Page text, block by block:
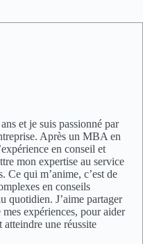
et je suis passionné par
Après un MBA en
en conseil et
mon expertise au service
Ce qui m’anime, c’est de
en conseils
quotidien. J’aime partager
expériences, pour aider
atteindre une réussite